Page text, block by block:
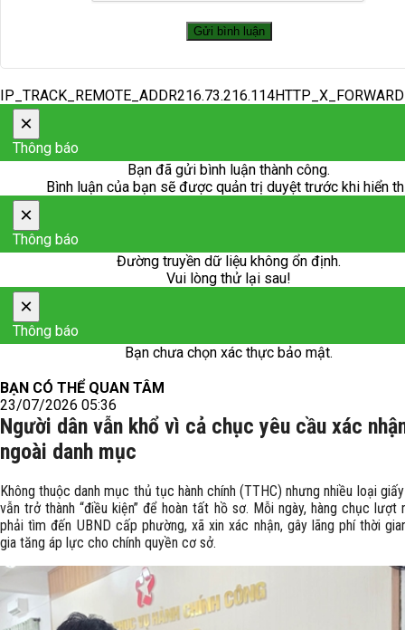
×
Thông báo
Bạn đã gửi bình luận thành công.
Bình luận của bạn sẽ được quản trị duyệt trước khi hiển
×
Thông báo
Đường truyền dữ liệu không ổn định.
Vui lòng thử lại sau!
×
Thông báo
Bạn chưa chọn xác thực bảo mật.
BẠN CÓ THỂ QUAN TÂM
23/07/2026 05:36
Người dân vẫn khổ vì cả chục yêu cầu xác
ngoài danh mục
Không thuộc danh mục thủ tục hành chính (TTHC) nhưng nhiều loại
vẫn trở thành “điều kiện” để hoàn tất hồ sơ. Mỗi ngày, hàng chục lượt
phải tìm đến UBND cấp phường, xã xin xác nhận, gây lãng phí thời
gia tăng áp lực cho chính quyền cơ sở.